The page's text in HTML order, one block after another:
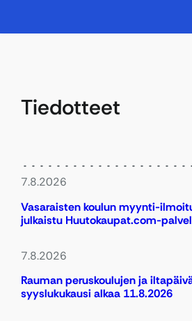
Tiedotteet
7.8.2026
Vasaraisten koulun myynti-
julkaistu Huutokaupat.com-
7.8.2026
Rauman peruskoulujen ja
syyslukukausi alkaa 11.8.2026